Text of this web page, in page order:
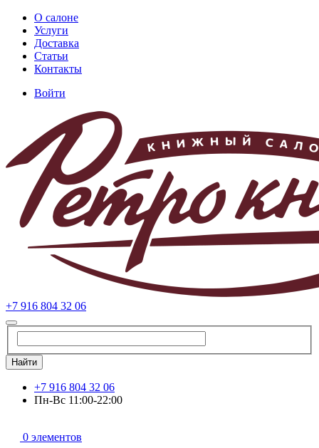
Перейти
основному
содержанию
Основная
навигация
О салоне
Услуги
Доставка
Статьи
Контакты
учётной
записи
пользователя
Войти
+7 916 804 32 06
Найти
+7 916 804 32 06
Пн-Вс 11:00-22:00
0 элементов